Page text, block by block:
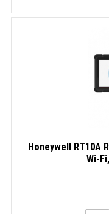
Honeywell RT10A
Wi-